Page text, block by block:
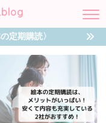
blog
定期購読〉